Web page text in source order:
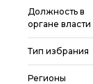
Должность в
органе власти
Тип избрания
Регионы